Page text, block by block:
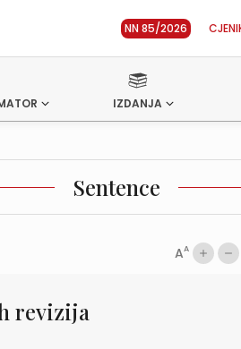
NN 85/2026
IZDANJA
Sentence
AA
revizija